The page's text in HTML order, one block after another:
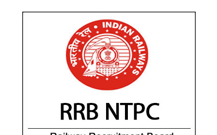
RRB ALP(Loco Pilot) Study Kit
RRB Junior Engineer(JE) Kit
RRB Group-D Exam Study Kit
RRB लोको पायलट Study Kit
रेलवे भर्ती बोर्ड NTPC अध्ययन सामग्री